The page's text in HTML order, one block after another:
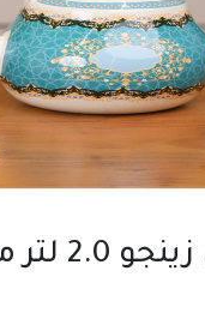
ابريق شاي